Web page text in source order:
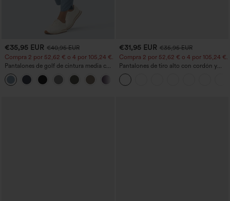
€35,95 EUR €40,95 EUR
Compra 2 por 52,62 € o 4 por 105,24 €.
Pantalones de golf de cintura media con
cordón, dobladillo curvo, secado rápido,
de corte cónico y con bolsillos - UPF40+
€31,95 EUR €35,95 EUR
Compra 2 por 52,62 € o 4 por 105,24 €.
Pantalones de tiro alto con cordón y
bolsillos, pernera ancha, holgados y de
estilo casual con tacto de lino.